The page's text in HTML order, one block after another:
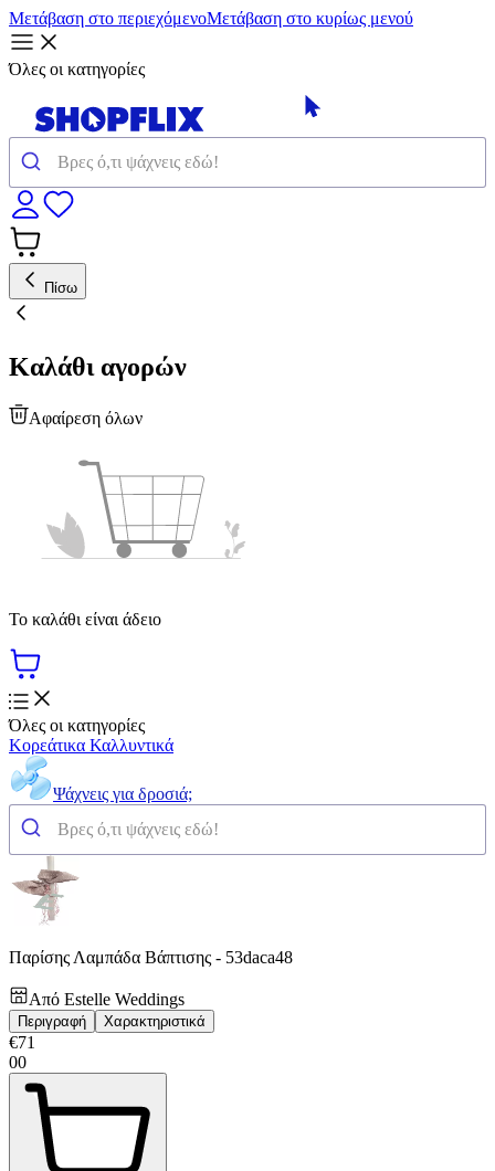
Μετάβαση στο περιεχόμενοΜετάβαση στο κυρίως μενού
Όλες οι κατηγορίες
Πίσω
Καλάθι αγορών
Αφαίρεση όλων
Το καλάθι είναι άδειο
Όλες οι κατηγορίες
Κορεάτικα Καλλυντικά
Ψάχνεις για δροσιά;
Παρίσης Λαμπάδα Βάπτισης - 53daca48
Από Estelle Weddings
Περιγραφή Χαρακτηριστικά
€71
00